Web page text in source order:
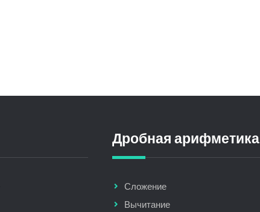
Дробная арифметика
Сложение
Вычитание